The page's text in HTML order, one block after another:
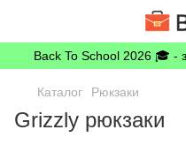
Back To School 2026 🎓 -
Каталог Рюкзаки
Grizzly рюкзаки